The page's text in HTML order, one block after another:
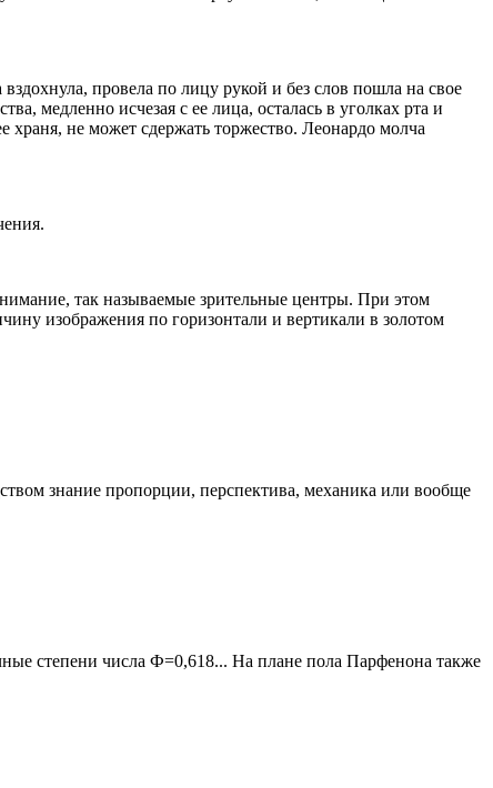
провела по лицу рукой и без слов пошла на свое
медленно исчезая с ее лица, осталась в уголках рта и
храня, не может сдержать торжество. Леонардо молча
так называемые зрительные центры. При этом
изображения по горизонтали и вертикали в золотом
знание пропорции, перспектива, механика или вообще
степени числа Ф=0,618... На плане пола Парфенона также